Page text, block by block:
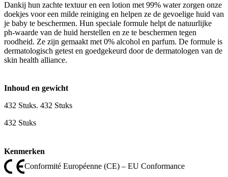
Dankij hun zachte textuur en een lotion met 99% water zorgen onze
doekjes voor een milde reiniging en helpen ze de gevoelige huid van
je baby te beschermen. Hun speciale formule helpt de natuurlijke
ph-waarde van de huid herstellen en ze te beschermen tegen
roodheid. Ze zijn gemaakt met 0% alcohol en parfum. De formule is
dermatologisch getest en goedgekeurd door de dermatologen van de
skin health alliance.
Inhoud en gewicht
432 Stuks. 432 Stuks
432 Stuks
Kenmerken
Conformité Européenne (CE) – EU Conformance